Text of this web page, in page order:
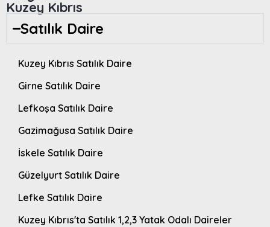
Kuzey Kıbrıs
Satılık Daire
Kuzey Kıbrıs Satılık Daire
Girne Satılık Daire
Lefkoşa Satılık Daire
Gazimağusa Satılık Daire
İskele Satılık Daire
Güzelyurt Satılık Daire
Lefke Satılık Daire
Kuzey Kıbrıs'ta Satılık 1,2,3 Yatak Odalı Daireler